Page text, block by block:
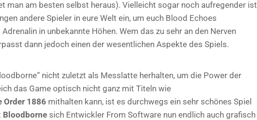
man am besten selbst heraus). Vielleicht sogar noch aufregender ist
andere Spieler in eure Welt ein, um euch Blood Echoes
in unbekannte Höhen. Wem das zu sehr an den Nerven
dann jedoch einen der wesentlichen Aspekte des Spiels.
nicht zuletzt als Messlatte herhalten, um die Power der
das Game optisch nicht ganz mit Titeln wie
Order 1886 mithalten kann, ist es durchwegs ein sehr schönes Spiel
Bloodborne sich Entwickler From Software nun endlich auch grafisch